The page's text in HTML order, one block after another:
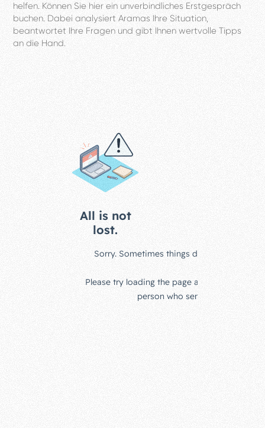
helfen. Können Sie hier ein unverbindliches Erstgespräch
buchen. Dabei analysiert Aramas Ihre Situation,
beantwortet Ihre Fragen und gibt Ihnen wertvolle Tipps
an die Hand.